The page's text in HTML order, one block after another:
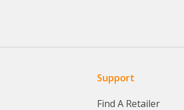
Support
Find A Retailer